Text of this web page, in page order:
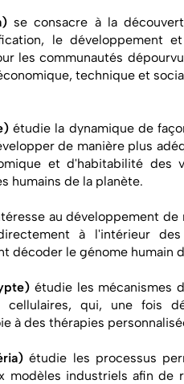
se consacre à la
le développement
les communautés
technique et
étudie la dynamique de
de manière plus
et d'habitabilité des
humains de la planète.
au développement
à l'intérieur
décoder le génome humain
étudie les mécanismes
cellulaires, qui, une fois
à des thérapies
étudie les processus
modèles industriels afin de